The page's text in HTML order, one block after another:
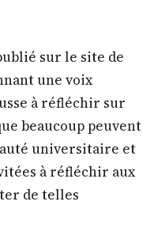
sur le site de
une voix
à réfléchir sur
beaucoup peuvent
universitaire et
à réfléchir aux
de telles